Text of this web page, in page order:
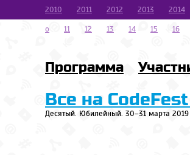
2010 2011 2012 2013
2014
o
11 12 13 14 15 16
Программа
Все на
Десятый. Юбилейный. 30–31 марта 2019